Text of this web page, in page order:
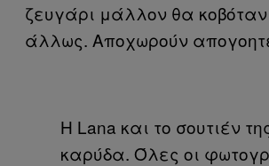
ζευγάρι μάλλον θα
άλλως. Αποχωρούν
Η Lana και το σουτιέν
καρύδα. Όλες οι